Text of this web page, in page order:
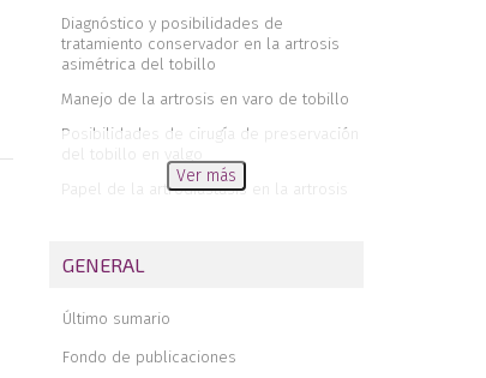
Diagnóstico y posibilidades de
tratamiento conservador en la artrosis
asimétrica del tobillo
Manejo de la artrosis en varo de tobillo
Posibilidades de cirugía de preservación
del tobillo en valgo
Papel de la artrodiastasis en la artrosis
complejo lateral y medial en cirugía de
Posibilidades de tratamiento actual y
papel de la artroscopia
Manejo de la Pseudoartrosis y
Ver más
GENERAL
Último sumario
Fondo de publicaciones